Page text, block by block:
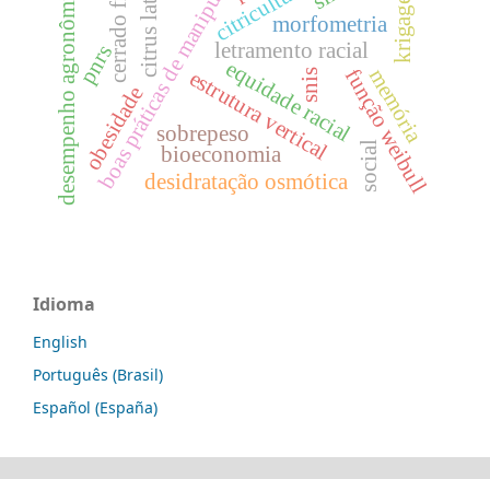
equidade racial
letramento racial
boas práticas de manipulação
desempenho agronômico morfometria
estrutura verticalfunção weibull
sobrepeso
obesidade
krigagem
bioeconomia
desidratação osmótica
pnrs snis memória
social
Idioma
English
Português (Brasil)
Español (España)